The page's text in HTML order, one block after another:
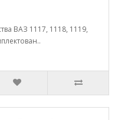
ВАЗ 1117, 1118, 1119,